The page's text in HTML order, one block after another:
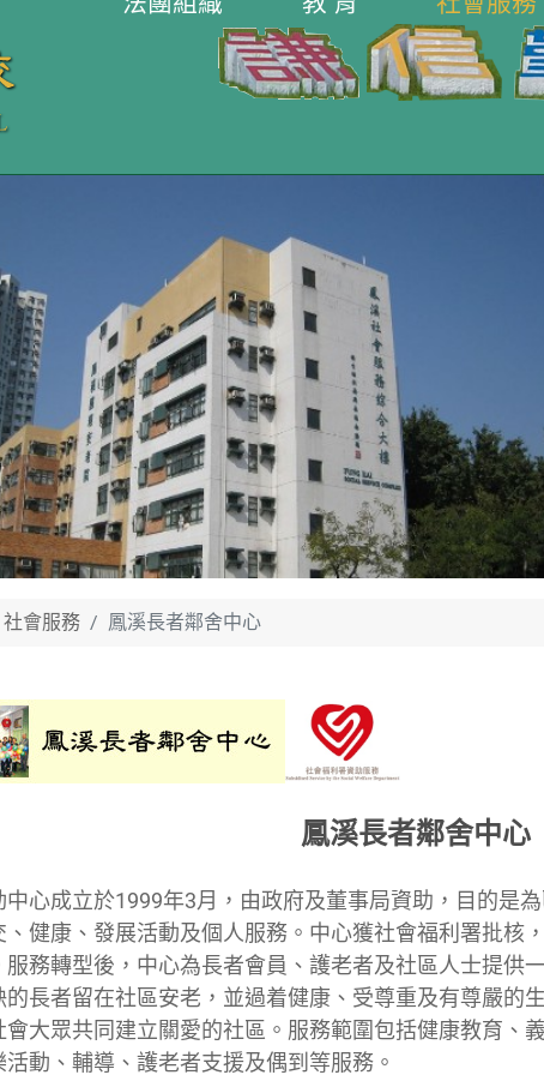
社會服務 鳳溪長者鄰舍中心
鳳溪長者鄰舍中心
成立於1999年3月，由政府及董事局資助，目的是為
、健康、發展活動及個人服務。中心獲社會福利署批核
服務轉型後，中心為長者會員、護老者及社區人士提供
的長者留在社區安老，並過着健康、受尊重及有尊嚴的
會大眾共同建立關愛的社區。服務範圍包括健康教育、
活動、輔導、護老者支援及偶到等服務。